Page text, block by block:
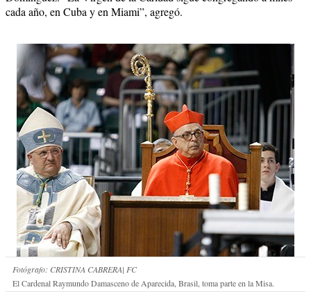
cada año, en Cuba y en Miami”, agregó.
Fotógrafo: CRISTINA CABRERA| FC
El Cardenal Raymundo Damasceno de Aparecida, Brasil, toma parte en la Misa.